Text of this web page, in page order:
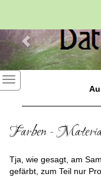
Farben -
Tja, wie gesagt, am
gefärbt, zum Teil nur